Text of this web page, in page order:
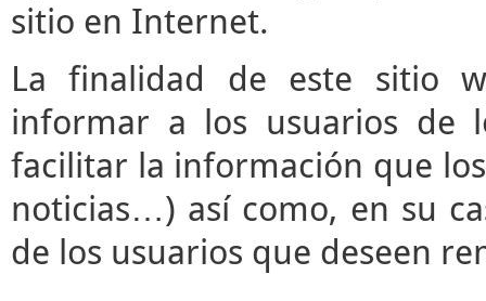
sitio en Internet.
La finalidad de este sitio
informar a los usuarios de
facilitar la información que
noticias…) así como, en su
de los usuarios que deseen